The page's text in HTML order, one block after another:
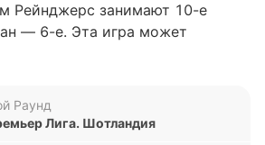
Рейнджерс занимают 10-е
— 6-е. Эта игра может
Раунд
Лига. Шотландия